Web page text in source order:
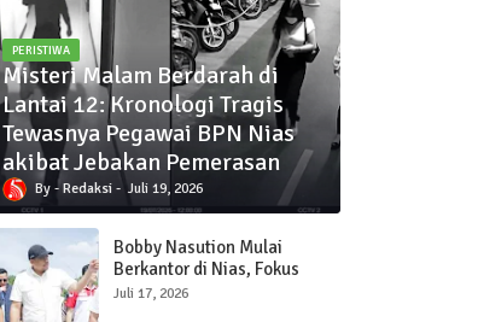
PERISTIWA
Misteri Malam Berdarah di
Lantai 12: Kronologi Tragis
Tewasnya Pegawai BPN Nias
akibat Jebakan Pemerasan
Redaksi Juli 19, 2026
Bobby Nasution Mulai
Berkantor di Nias, Fokus
Percepat Pembangunan
Juli 17, 2026